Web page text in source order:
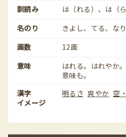
訓読み
は（れる）、は（ら
名のり
きよし、てる、な
画数
12画
意味
はれる。はれやか
意味も。
漢字
イメージ
明るさ 爽やか 空